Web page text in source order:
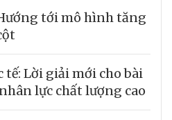
tới mô hình tăng
tế: Lời giải mới cho bài
lực chất lượng cao